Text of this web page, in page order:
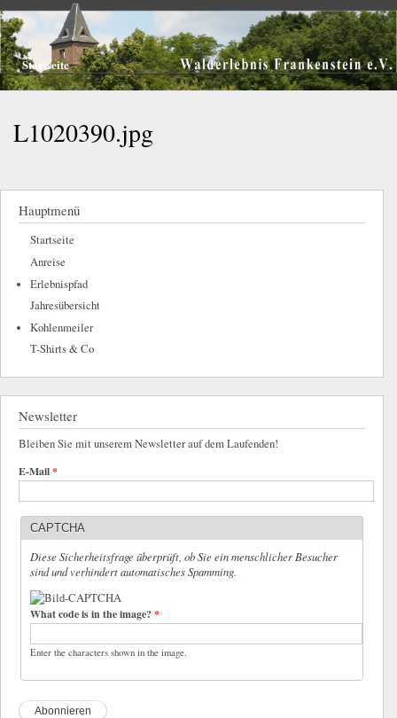
Direkt
zum
Inhalt
Walderlebnis
Frankenstein
e.V.
Sie sind
hier
Startseite
L1020390.jpg
Hauptmenü
Startseite
Anreise
Erlebnispfad
Jahresübersicht
Kohlenmeiler
T-Shirts & Co
Newsletter
Bleiben Sie mit unserem Newsletter auf dem Laufenden!
E-Mail*
CAPTCHA
Diese Sicherheitsfrage überprüft, ob Sie ein menschlicher Besucher
sind und verhindert automatisches Spamming.
What code is in the image?*
Enter the characters shown in the image.